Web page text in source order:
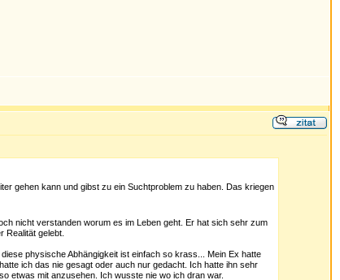
gehen kann und gibst zu ein Suchtproblem zu haben. Das kriegen
nicht verstanden worum es im Leben geht. Er hat sich sehr zum
Realität gelebt.
physische Abhängigkeit ist einfach so krass... Mein Ex hatte
ich das nie gesagt oder auch nur gedacht. Ich hatte ihn sehr
etwas mit anzusehen. Ich wusste nie wo ich dran war.